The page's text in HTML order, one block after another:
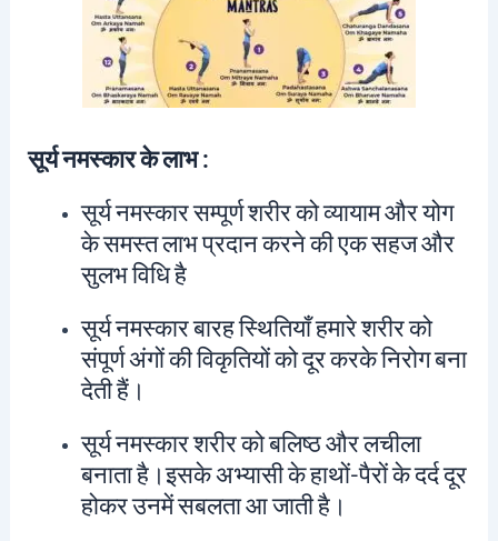
सूर्य नमस्कार के लाभ :
सूर्य नमस्कार सम्पूर्ण शरीर को व्यायाम और योग
के समस्त लाभ प्रदान करने की एक सहज और
सुलभ विधि है
सूर्य नमस्कार बारह स्थितियाँ हमारे शरीर को
संपूर्ण अंगों की विकृतियों को दूर करके निरोग बना
देती हैं।
सूर्य नमस्कार शरीर को बलिष्ठ और लचीला
बनाता है।इसके अभ्यासी के हाथों-पैरों के दर्द दूर
होकर उनमें सबलता आ जाती है।